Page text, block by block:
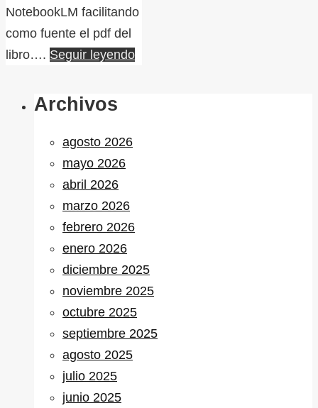
NotebookLM facilitando
como fuente el pdf del
libro…. Seguir leyendo
Archivos
agosto 2026
mayo 2026
abril 2026
marzo 2026
febrero 2026
enero 2026
diciembre 2025
noviembre 2025
octubre 2025
septiembre 2025
agosto 2025
julio 2025
junio 2025